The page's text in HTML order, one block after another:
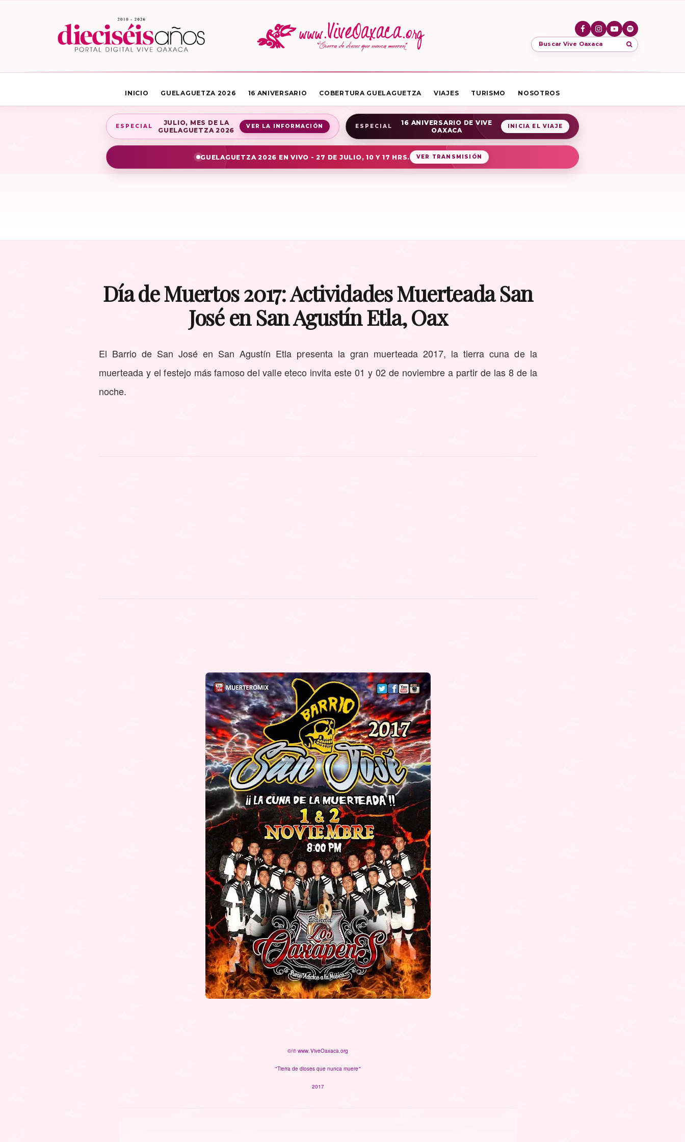
Buscar Vive Oaxaca
INICIO GUELAGUETZA 2026 16 ANIVERSARIO COBERTURA GUELAGUETZA VIAJES TURISMO NOSOTROS
ESPECIAL
JULIO, MES DE LA
GUELAGUETZA 2026
VER LA INFORMACIÓN ESPECIAL
16 ANIVERSARIO DE VIVE
OAXACA
INICIA EL VIAJE
GUELAGUETZA 2026 EN VIVO - 27 DE JULIO, 10 Y 17 HRS. VER TRANSMISIÓN
Día de Muertos 2017: Actividades Muerteada San
José en San Agustín Etla, Oax
El Barrio de San José en San Agustín Etla presenta la gran muerteada 2017, la tierra cuna de la
muerteada y el festejo más famoso del valle eteco invita este 01 y 02 de noviembre a partir de las 8 de la
noche.
©/℗ www.ViveOaxaca.org
"Tierra de dioses que nunca muere"
2017